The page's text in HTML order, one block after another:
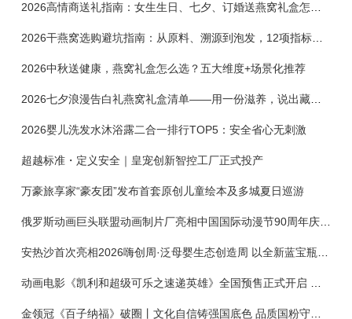
2026干燕窝选购避坑指南：从原料、溯源到泡发，12项指标判断靠谱燕窝
2026中秋送健康，燕窝礼盒怎么选？五大维度+场景化推荐
2026七夕浪漫告白礼燕窝礼盒清单——用一份滋养，说出藏在心底的爱
2026婴儿洗发水沐浴露二合一排行TOP5：安全省心无刺激
超越标准・定义安全｜皇宠创新智控工厂正式投产
万豪旅享家“豪友团”发布首套原创儿童绘本及多城夏日巡游
俄罗斯动画巨头联盟动画制片厂亮相中国国际动漫节90周年庆开启中国之旅新篇章
金领冠《百子纳福》破圈丨文化自信铸强国底色 品质国粉守护新生